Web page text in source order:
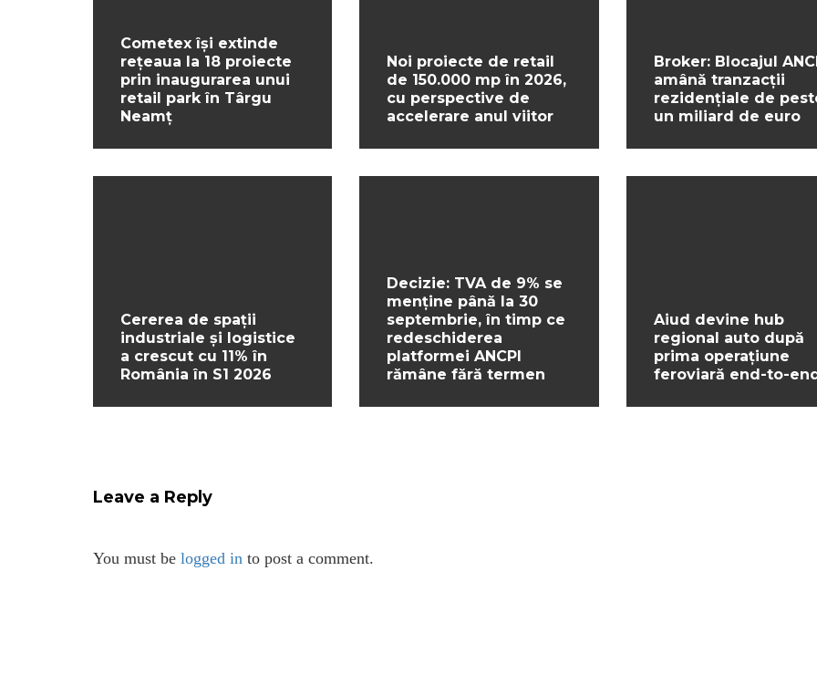
Cometex își extinde
rețeaua la 18 proiecte
prin inaugurarea unui
retail park în Târgu
Neamț
Noi proiecte de retail
de 150.000 mp în 2026,
cu perspective de
accelerare anul viitor
Broker: Blocajul
amână tranzacții
rezidențiale de
un miliard de euro
Cererea de spații
industriale și logistice
a crescut cu 11% în
România în S1 2026
Decizie: TVA de 9% se
menține până la 30
septembrie, în timp ce
redeschiderea
platformei ANCPI
rămâne fără termen
Aiud devine hub
regional auto după
prima operațiune
feroviară end-to-
Leave a Reply
You must be logged in to post a comment.